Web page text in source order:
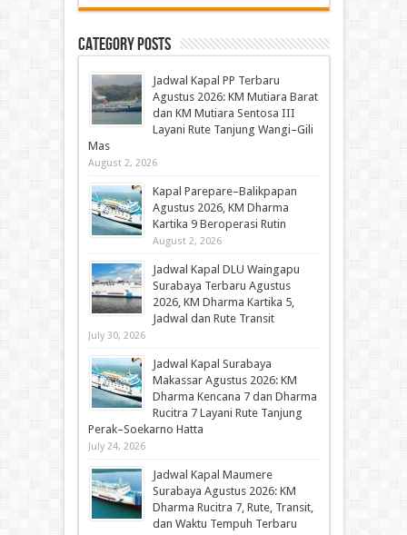
Category Posts
Jadwal Kapal PP Terbaru
Agustus 2026: KM Mutiara Barat
dan KM Mutiara Sentosa III
Layani Rute Tanjung Wangi–Gili
Mas
August 2, 2026
Kapal Parepare–Balikpapan
Agustus 2026, KM Dharma
Kartika 9 Beroperasi Rutin
August 2, 2026
Jadwal Kapal DLU Waingapu
Surabaya Terbaru Agustus
2026, KM Dharma Kartika 5,
Jadwal dan Rute Transit
July 30, 2026
Jadwal Kapal Surabaya
Makassar Agustus 2026: KM
Dharma Kencana 7 dan Dharma
Rucitra 7 Layani Rute Tanjung
Perak–Soekarno Hatta
July 24, 2026
Jadwal Kapal Maumere
Surabaya Agustus 2026: KM
Dharma Rucitra 7, Rute, Transit,
dan Waktu Tempuh Terbaru